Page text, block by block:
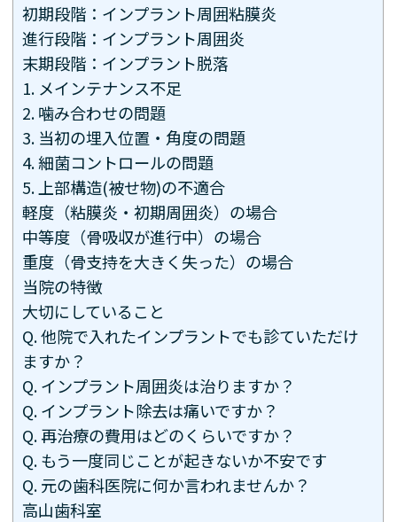
初期段階：インプラント周囲粘膜炎
進行段階：インプラント周囲炎
末期段階：インプラント脱落
1. メインテナンス不足
2. 噛み合わせの問題
3. 当初の埋入位置・角度の問題
4. 細菌コントロールの問題
5. 上部構造(被せ物)の不適合
軽度（粘膜炎・初期周囲炎）の場合
中等度（骨吸収が進行中）の場合
重度（骨支持を大きく失った）の場合
当院の特徴
大切にしていること
Q. 他院で入れたインプラントでも診ていただけ
ますか？
Q. インプラント周囲炎は治りますか？
Q. インプラント除去は痛いですか？
Q. 再治療の費用はどのくらいですか？
Q. もう一度同じことが起きないか不安です
Q. 元の歯科医院に何か言われませんか？
高山歯科室